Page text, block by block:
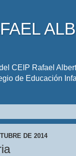
CEIP Rafael
de Educación
DE 2014